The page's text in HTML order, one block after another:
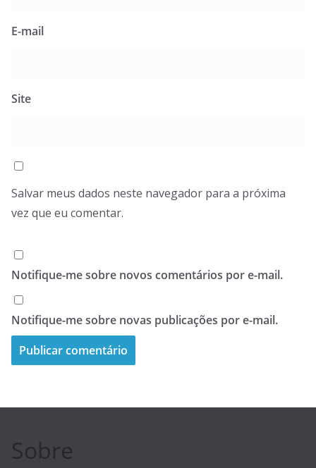
E-mail
Site
Salvar meus dados neste navegador para a próxima
vez que eu comentar.
Notifique-me sobre novos comentários por e-mail.
Notifique-me sobre novas publicações por e-mail.
Sobre